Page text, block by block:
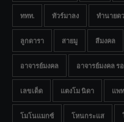
ททท. ทัวร์มาลง ทำนายด
ลูกดารา สายมู สีมงคล
อาจารย์มงคล อาจารย์มงคล ร
เลขเด็ด แตงโม นิดา แพ
โมโนแมกซ์ โหนกระแส